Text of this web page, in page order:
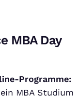
MBA Day
Programme:
MBA Studium